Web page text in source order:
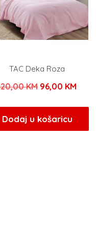
TAC Deka Roza
KM Izvorna
bila
je:
96,00 KM
Dodaj u košaricu